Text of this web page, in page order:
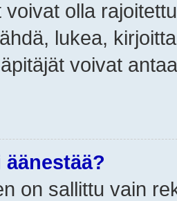
olla
lukea,
voivat
on sallittu vain